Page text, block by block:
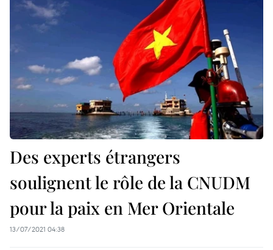
Des experts étrangers
soulignent le rôle de la CNUDM
pour la paix en Mer Orientale
13/07/2021 04:38